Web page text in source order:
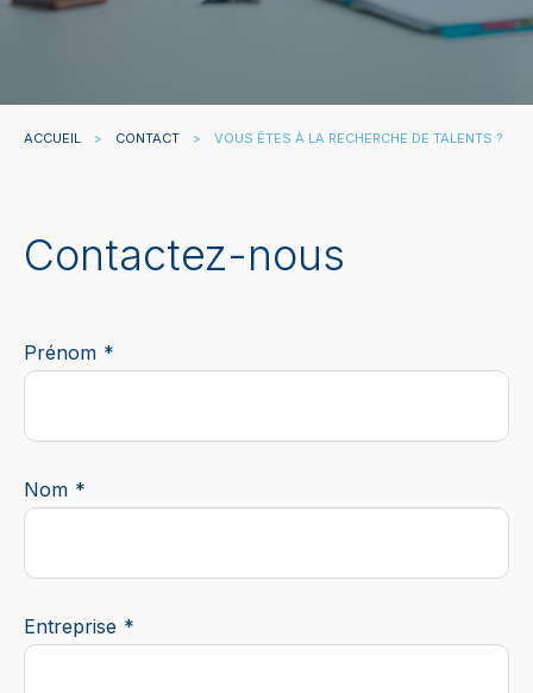
ACCUEIL > CONTACT > VOUS ÊTES À LA RECHERCHE DE TALENTS ?
Contactez-nous
Prénom
Nom
Entreprise